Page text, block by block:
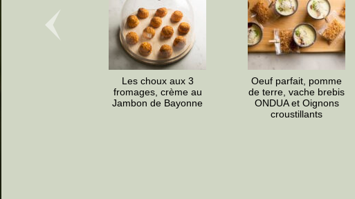
Les choux aux 3
fromages, crème au
Jambon de Bayonne
Oeuf parfait, pomme
de terre, vache brebis
ONDUA et Oignons
croustillants